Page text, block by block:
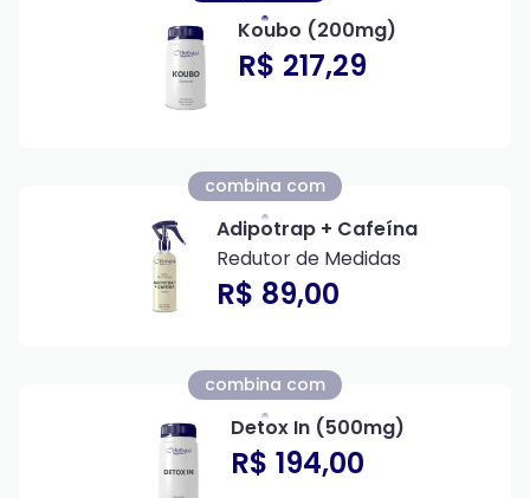
Koubo (200mg)
R$ 217,29
combina com
Adipotrap + Cafeína
Redutor de Medidas
R$ 89,00
combina com
Detox In (500mg)
R$ 194,00